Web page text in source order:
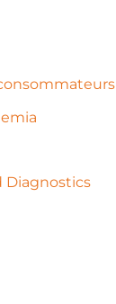
Diagnostics